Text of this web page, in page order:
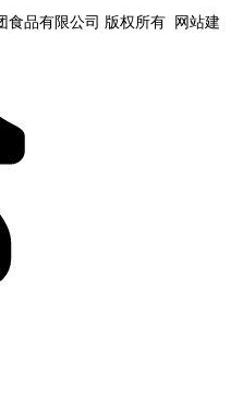
食品有限公司 版权所有 网站建